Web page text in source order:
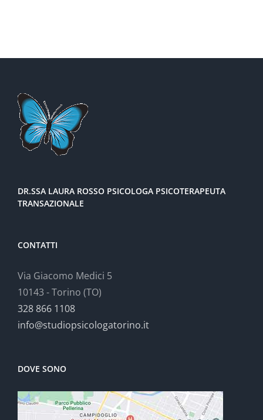
DR.SSA LAURA ROSSO PSICOLOGA PSICOTERAPEUTA
TRANSAZIONALE
CONTATTI
Via Giacomo Medici 5
10143 - Torino (TO)
328 866 1108
info@studiopsicologatorino.it
DOVE SONO